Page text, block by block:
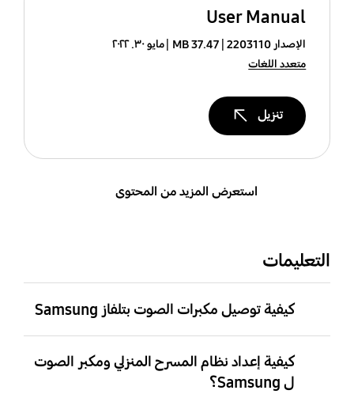
User Manual
الإصدار 2203110 37.47 MB
مايو ٣٠. ٢٠٢٢
متعدد اللغات
تنزيل
استعرض المزيد من المحتوى
التعليمات
كيفية توصيل مكبرات الصوت بتلفاز Samsung
كيفية إعداد نظام المسرح المنزلي ومكبر الصوت
ل Samsung؟